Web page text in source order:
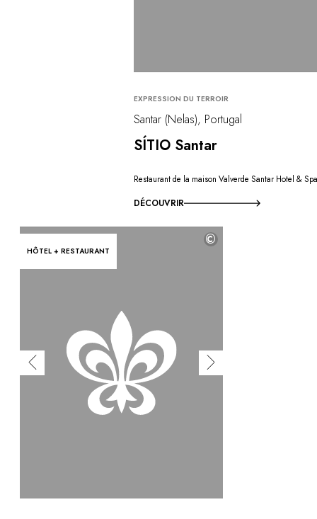
EXPRESSION DU TERROIR
Santar (Nelas), Portugal
SÍTIO Santar
Restaurant de la maison Valverde Santar Hotel &
DÉCOUVRIR
HÔTEL + RESTAURANT
©